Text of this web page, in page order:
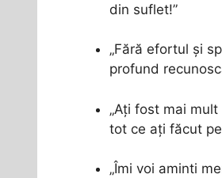
din suflet!”
„Fără efortul și
profund
„Ați fost mai
tot ce ați făcut
„Îmi voi aminti